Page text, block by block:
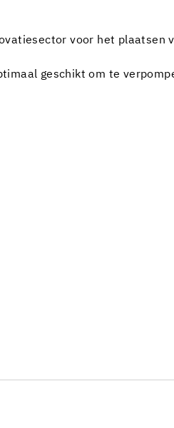
voor het plaatsen
geschikt om te